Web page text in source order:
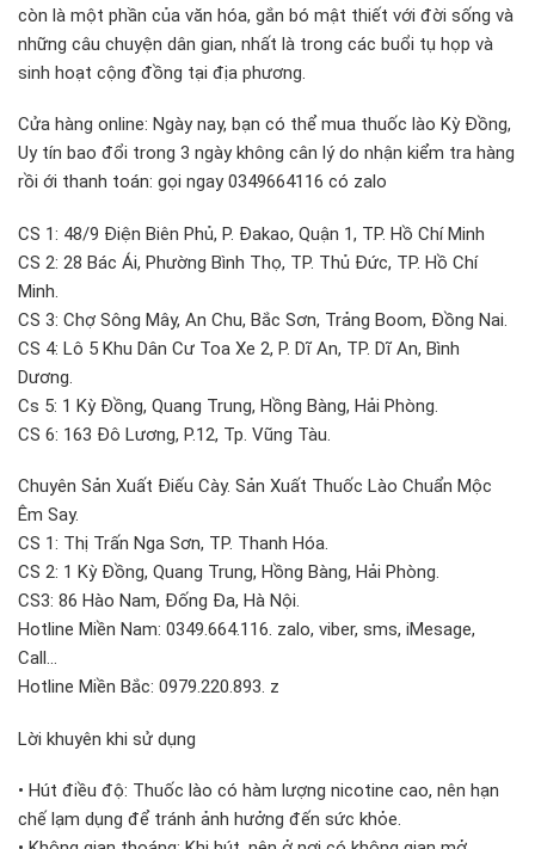
còn là một phần của văn hóa, gắn bó mật thiết với đời sống và
những câu chuyện dân gian, nhất là trong các buổi tụ họp và
sinh hoạt cộng đồng tại địa phương.
Cửa hàng online: Ngày nay, bạn có thể mua thuốc lào Kỳ Đồng,
Uy tín bao đổi trong 3 ngày không cân lý do nhận kiểm tra hàng
rồi ới thanh toán: gọi ngay 0349664116 có zalo
CS 1: 48/9 Điện Biên Phủ, P. Đakao, Quận 1, TP. Hồ Chí Minh
CS 2: 28 Bác Ái, Phường Bình Thọ, TP. Thủ Đức, TP. Hồ Chí
Minh.
CS 3: Chợ Sông Mây, An Chu, Bắc Sơn, Trảng Boom, Đồng Nai.
CS 4: Lô 5 Khu Dân Cư Toa Xe 2, P. Dĩ An, TP. Dĩ An, Bình
Dương.
Cs 5: 1 Kỳ Đồng, Quang Trung, Hồng Bàng, Hải Phòng.
CS 6: 163 Đô Lương, P.12, Tp. Vũng Tàu.
Chuyên Sản Xuất Điếu Cày. Sản Xuất Thuốc Lào Chuẩn Mộc
Êm Say.
CS 1: Thị Trấn Nga Sơn, TP. Thanh Hóa.
CS 2: 1 Kỳ Đồng, Quang Trung, Hồng Bàng, Hải Phòng.
CS3: 86 Hào Nam, Đống Đa, Hà Nội.
Hotline Miền Nam: 0349.664.116. zalo, viber, sms, iMesage,
Call…
Hotline Miền Bắc: 0979.220.893. z
Lời khuyên khi sử dụng
• Hút điều độ: Thuốc lào có hàm lượng nicotine cao, nên hạn
chế lạm dụng để tránh ảnh hưởng đến sức khỏe.